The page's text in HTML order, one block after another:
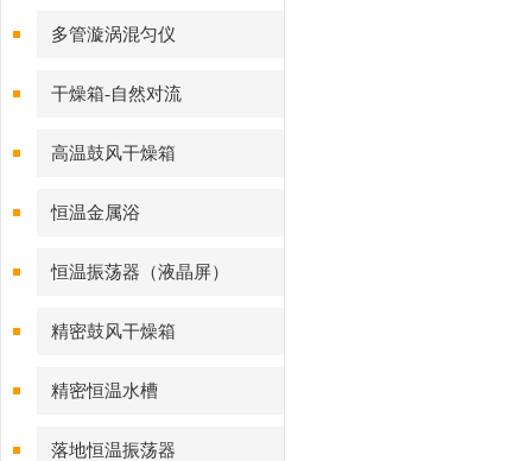
多管漩涡混匀仪
干燥箱-自然对流
高温鼓风干燥箱
恒温金属浴
恒温振荡器（液晶屏）
精密鼓风干燥箱
精密恒温水槽
落地恒温振荡器